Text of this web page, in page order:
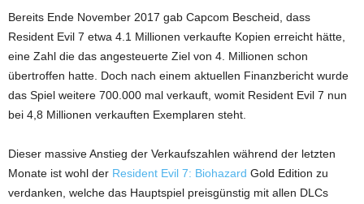
Bereits Ende November 2017 gab Capcom Bescheid, dass
Resident Evil 7 etwa 4.1 Millionen verkaufte Kopien erreicht hätte,
eine Zahl die das angesteuerte Ziel von 4. Millionen schon
übertroffen hatte. Doch nach einem aktuellen Finanzbericht wurde
das Spiel weitere 700.000 mal verkauft, womit Resident Evil 7 nun
bei 4,8 Millionen verkauften Exemplaren steht.
Dieser massive Anstieg der Verkaufszahlen während der letzten
Monate ist wohl der Resident Evil 7: Biohazard Gold Edition zu
verdanken, welche das Hauptspiel preisgünstig mit allen DLCs